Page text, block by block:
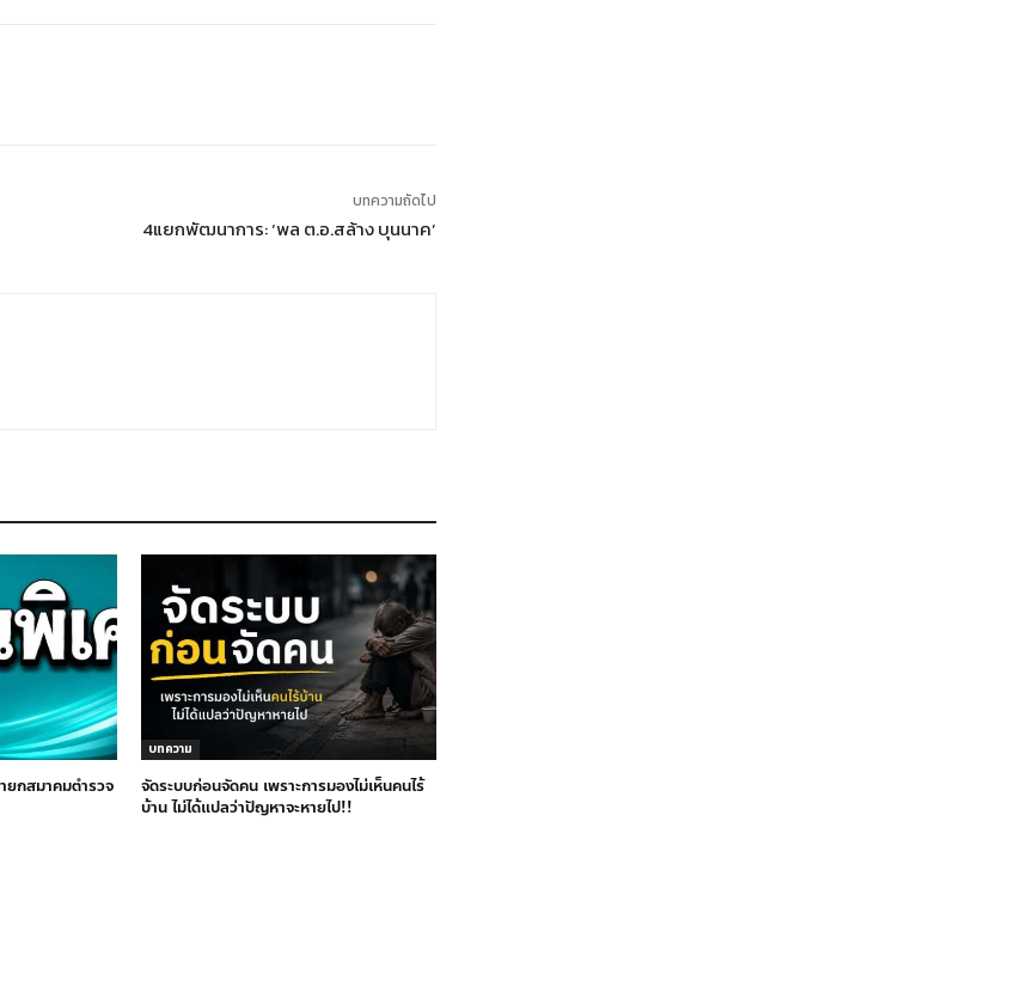
บทความถัดไป
4แยกพัฒนาการ: ‘พล ต.อ.สล้าง บุนนาค’
กสมาคมตำรวจ
บทความ
จัดระบบก่อนจัดคน เพราะการมองไม่เห็นคนไร้
บ้าน ไม่ได้แปลว่าปัญหาจะหายไป!!